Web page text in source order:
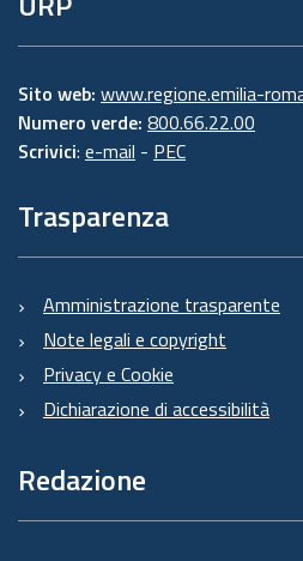
Sito web: www.regione.emilia-
Numero verde: 800.66.22.00
Scrivici: e-mail - PEC
Trasparenza
Amministrazione trasparente
Note legali e copyright
Privacy e Cookie
Dichiarazione di accessibilità
Redazione